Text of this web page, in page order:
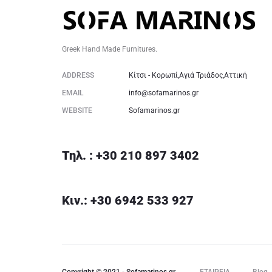
Greek Hand Made Furnitures.
ADDRESS Κίτσι - Κορωπί,Αγιά Τριάδος,Αττική
EMAIL info@sofamarinos.gr
WEBSITE Sofamarinos.gr
Τηλ. : +30 210 897 3402
Κιν.: +30 6942 533 927